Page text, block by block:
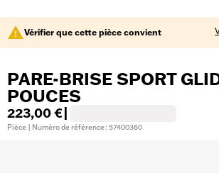
Vérifier que cette pièce convient
PARE-BRISE SPORT
POUCES
223,00 €
Pièce | Numéro de référence : 57400360